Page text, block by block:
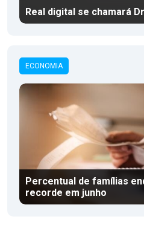
Real digital se chamará
ECONOMIA
Percentual de famílias
recorde em junho